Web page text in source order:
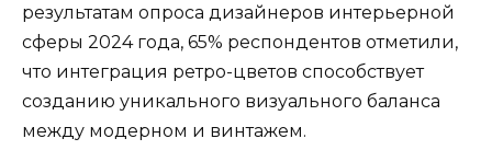
результатам опроса дизайнеров интерьерной
сферы 2024 года, 65% респондентов отметили,
что интеграция ретро-цветов способствует
созданию уникального визуального баланса
между модерном и винтажем.